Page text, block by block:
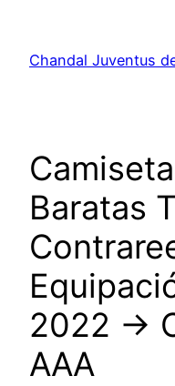
contenido
Chandal Juventus
Baratas
2022 →
AAA